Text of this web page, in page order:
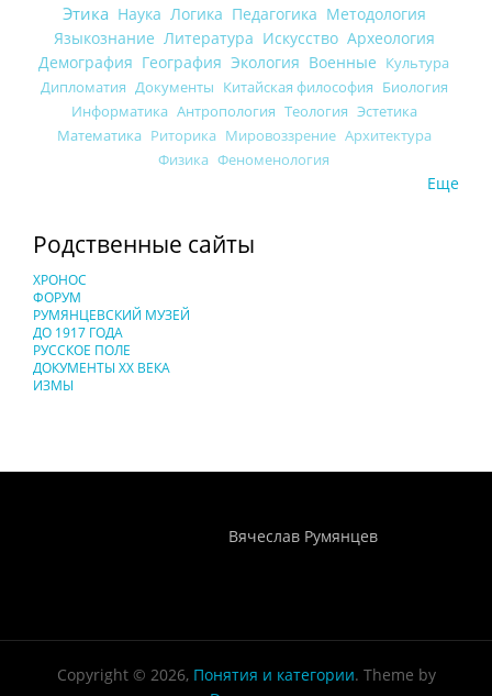
Этика Наука Логика Педагогика Методология
Языкознание Литература Искусство Археология
Демография География Экология Военные Культура
Дипломатия Документы Китайская философия Биология
Информатика Антропология Теология Эстетика
Математика Риторика Мировоззрение Архитектура
Физика Феноменология
Еще
Родственные сайты
ХРОНОС
ФОРУМ
РУМЯНЦЕВСКИЙ МУЗЕЙ
ДО 1917 ГОДА
РУССКОЕ ПОЛЕ
ДОКУМЕНТЫ XX ВЕКА
ИЗМЫ
Вячеслав Румянцев
Copyright © 2026, Понятия и категории. Theme by